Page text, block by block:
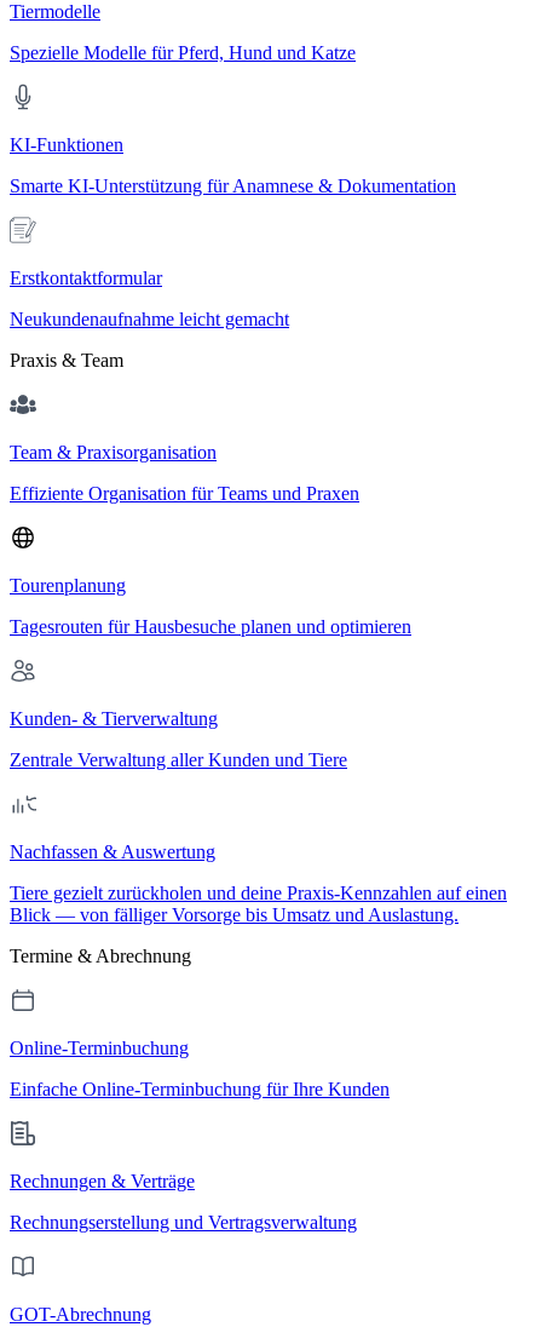
Tiermodelle
Spezielle Modelle für Pferd, Hund und Katze
KI-Funktionen
Smarte KI-Unterstützung für Anamnese & Dokumentation
Erstkontaktformular
Neukundenaufnahme leicht gemacht
Praxis & Team
Team & Praxisorganisation
Effiziente Organisation für Teams und Praxen
Tourenplanung
Tagesrouten für Hausbesuche planen und optimieren
Kunden- & Tierverwaltung
Zentrale Verwaltung aller Kunden und Tiere
Nachfassen & Auswertung
Tiere gezielt zurückholen und deine Praxis-Kennzahlen auf einen
Blick — von fälliger Vorsorge bis Umsatz und Auslastung.
Termine & Abrechnung
Online-Terminbuchung
Einfache Online-Terminbuchung für Ihre Kunden
Rechnungen & Verträge
Rechnungserstellung und Vertragsverwaltung
GOT-Abrechnung